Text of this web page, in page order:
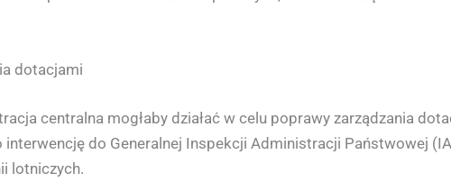
dotacjami
centralna mogłaby działać w celu poprawy zarządzania
do Generalnej Inspekcji Administracji Państwowej
lotniczych.